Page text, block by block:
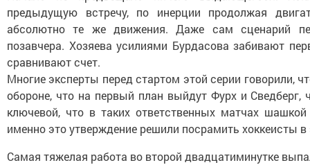
предыдущую встречу, по инерции продолжая
абсолютно те же движения. Даже сам сценарий
позавчера. Хозяева усилиями Бурдасова забивают
сравнивают счет.
Многие эксперты перед стартом этой серии говорили,
обороне, что на первый план выйдут Фурх и Сведберг,
ключевой, что в таких ответственных матчах
именно это утверждение решили посрамить хоккеисты в
Самая тяжелая работа во второй двадцатиминутке